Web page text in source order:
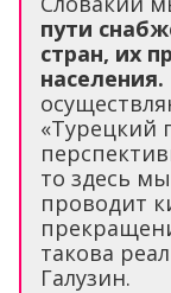
пути
стран, их
населения.
«Турецкий
то здесь
проводит
такова
Галузин.